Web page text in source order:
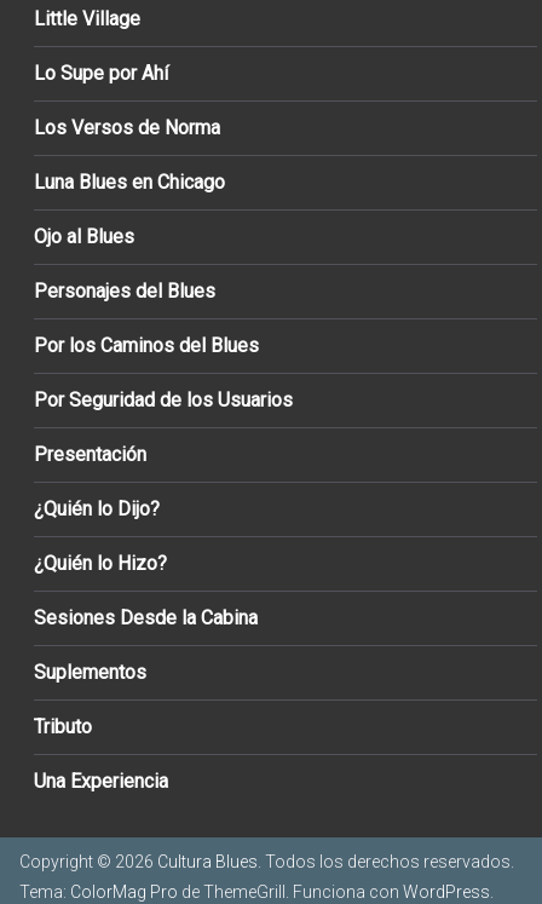
Little Village
Lo Supe por Ahí
Los Versos de Norma
Luna Blues en Chicago
Ojo al Blues
Personajes del Blues
Por los Caminos del Blues
Por Seguridad de los Usuarios
Presentación
¿Quién lo Dijo?
¿Quién lo Hizo?
Sesiones Desde la Cabina
Suplementos
Tributo
Una Experiencia
Copyright © 2026 Cultura Blues . Todos los derechos reservados.
Tema: ColorMag Pro de ThemeGrill. Funciona con WordPress